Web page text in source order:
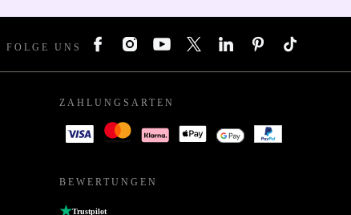
FOLGE UNS
ZAHLUNGSARTEN
BEWERTUNGEN
Trustpilot